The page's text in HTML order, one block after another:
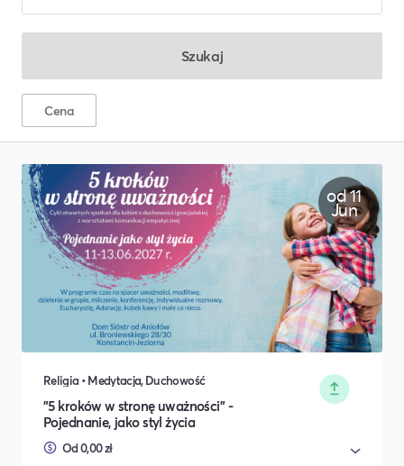
Szukaj
Cena
od 11
Jun
Religia • Medytacja, Duchowość
"5 kroków w stronę uważności" -
Pojednanie, jako styl życia
Od 0,00 zł